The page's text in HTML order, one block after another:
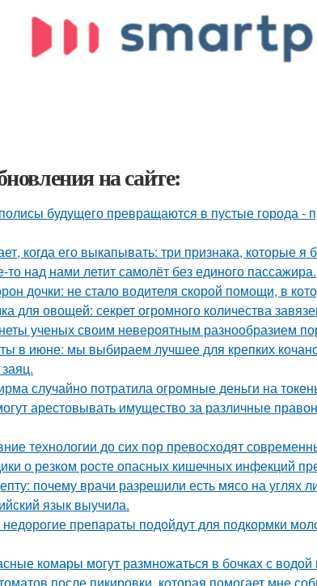
на сайте:
будущего превращаются в пустые города -
когда его выкапывать: три признака, которые
то над нами летит самолёт без единого пассажира.
дочки: не стало водителя скорой помощи, в
для овощей: секрет огромного количества
ученых своим невероятным разнообразием
в июне: мы выбираем лучшее для крепких
случайно потратила огромные деньги на
арестовывать имущество за различные
технологии до сих пор превосходят
о резком росте опасных кишечных инфекций
почему врачи разрешили есть мясо на углях
язык выучила.
препараты подойдут для подкормки
комары могут размножаться в бочках с водой